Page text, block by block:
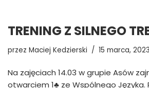
TRENING Z SILNEGO
przez Maciej Kedzierski 15 marca, 2023
Na zajęciach 14.03 w grupie Asów
otwarciem 1♣ ze Wspólnego Języka.